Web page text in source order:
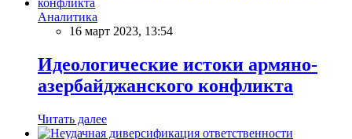
Аналитика
16 март 2023, 13:54
Идеологические истоки армяно-
азербайджанского конфликта
Читать далее